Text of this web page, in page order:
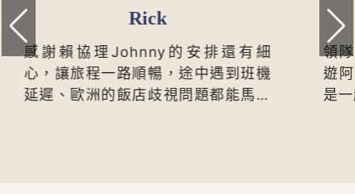
阿倫頻道
領隊慧雯細心負責，很照顧團員；導
遊阿倫風趣幽默，講解也很清楚.....
是一趟很愉快的旅程！